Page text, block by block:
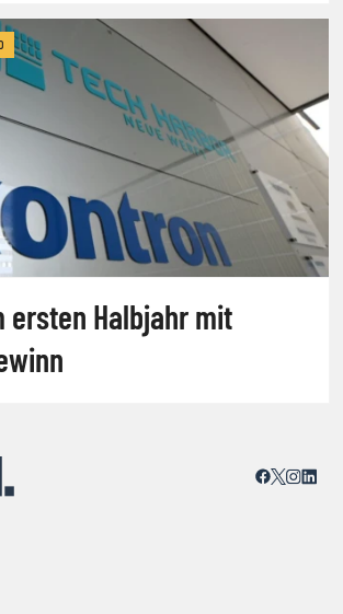
ersten Halbjahr mit